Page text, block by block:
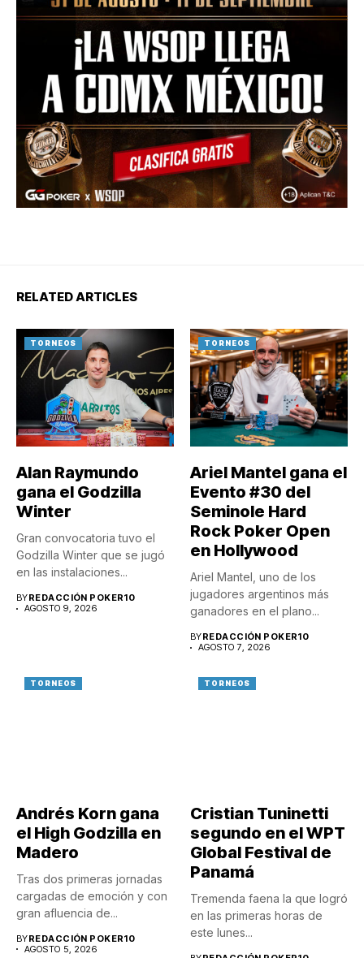
RELATED ARTICLES
TORNEOS
Alan Raymundo
gana el Godzilla
Winter
Gran convocatoria tuvo el
Godzilla Winter que se jugó
en las instalaciones...
BYREDACCIÓN POKER10
AGOSTO 9, 2026
TORNEOS
Ariel Mantel gana el
Evento #30 del
Seminole Hard
Rock Poker Open
en Hollywood
Ariel Mantel, uno de los
jugadores argentinos más
ganadores en el plano...
BYREDACCIÓN POKER10
AGOSTO 7, 2026
TORNEOS
Andrés Korn gana
el High Godzilla en
Madero
Tras dos primeras jornadas
cargadas de emoción y con
gran afluencia de...
BYREDACCIÓN POKER10
AGOSTO 5, 2026
TORNEOS
Cristian Tuninetti
segundo en el WPT
Global Festival de
Panamá
Tremenda faena la que logró
en las primeras horas de
este lunes...